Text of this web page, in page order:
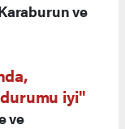
ve
iyi"
ve